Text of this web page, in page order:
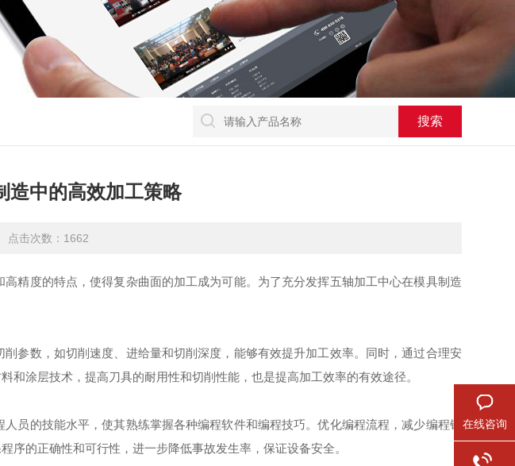
造中的高效加工策略
击次数：1662
度的特点，使得复杂曲面的加工成为可能。为了充分发挥五轴加工中心在模具制造
数，如切削速度、进给量和切削深度，能够有效提升加工效率。同时，通过合理安
涂层技术，提高刀具的耐用性和切削性能，也是提高加工效率的有效途径。
的技能水平，使其熟练掌握各种编程软件和编程技巧。优化编程流程，减少编程错
的正确性和可行性，进一步降低事故发生率，保证设备安全。
在线咨询